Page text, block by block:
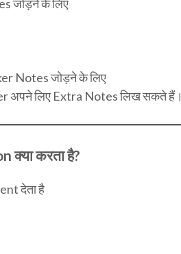
जोड़ने के लिए
Notes जोड़ने के लिए
अपने लिए Extra Notes लिख सकते हैं।
क्या करता है?
देता है